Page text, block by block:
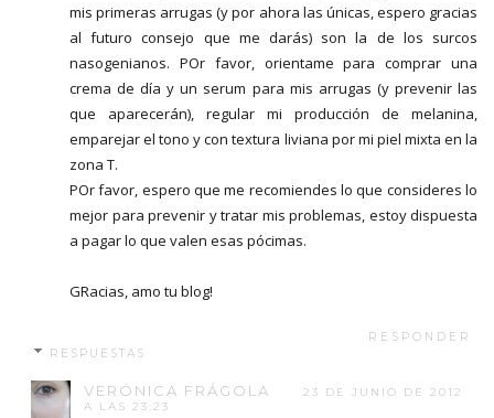
mis primeras arrugas (y por ahora las únicas, espero gracias
al futuro consejo que me darás) son la de los surcos
nasogenianos. POr favor, orientame para comprar una
crema de día y un serum para mis arrugas (y prevenir las
que aparecerán), regular mi producción de melanina,
emparejar el tono y con textura liviana por mi piel mixta en la
zona T.
POr favor, espero que me recomiendes lo que consideres lo
mejor para prevenir y tratar mis problemas, estoy dispuesta
a pagar lo que valen esas pócimas.
GRacias, amo tu blog!
RESPONDER
RESPUESTAS
VERÓNICA FRÁGOLA
23 DE JUNIO DE 2012
A LAS 23:23